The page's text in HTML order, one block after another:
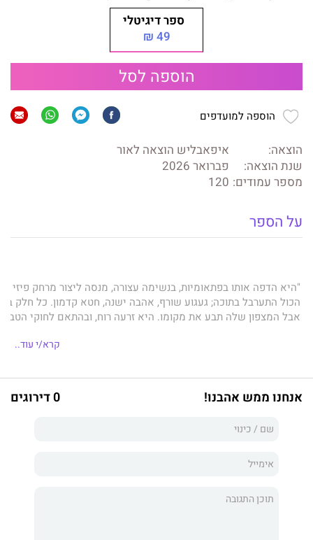
ספר דיגיטלי
49 ₪
הוספה לסל
הוספה למועדפים
הוצאה:
איפאבליש הוצאה לאור
שנת הוצאה:
פברואר 2026
מספר עמודים: 120
על הספר
"היא הדפה אותו בפתאומיות, בנשימה עצורה, מנסה ליצור מרחק פיזי
הכול התערבל בתוכה; געגוע שורף, אהבה ישנה, חטא קדמון. כל חלק
אבל המצפון שלה תבע את מקומו. היא זרעה רוח, ובהתאם לחוקי
חייה של כנרת עם קריירה מצליחה כפסיכולוגית ילדים בפרברי
אלא שהפחד מן המוות גם מעיר מרבצן רוחות מן העבר והיא שוקעת
ונפגשת מחדש עם אחיו התאום, פגישה שתטלטל את עולמה. שוב.
להכיר את עצמה מחדש ולהפוך את הכאב למקור כוח.
תקווה בתוך הכאוס.
קרא/י עוד..
אנחנו ממש אהבנו! 0 דירוגים